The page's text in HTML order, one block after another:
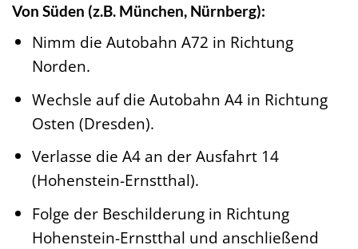
Von Süden (z.B. München, Nürnberg):
Nimm die Autobahn A72 in Richtung
Norden.
Wechsle auf die Autobahn A4 in Richtung
Osten (Dresden).
Verlasse die A4 an der Ausfahrt 14
(Hohenstein-Ernstthal).
Folge der Beschilderung in Richtung
Hohenstein-Ernstthal und anschließend